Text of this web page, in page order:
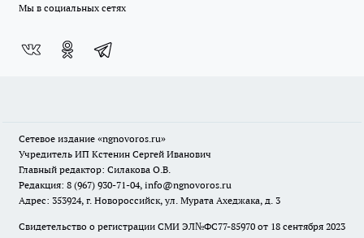
Мы в социальных сетях
Сетевое издание «ngnovoros.ru»
Учредитель ИП Кстенин Сергей Иванович
Главный редактор: Силакова О.В.
Редакция: 8 (967) 930-71-04, info@ngnovoros.ru
Адрес: 353924, г. Новороссийск, ул. Мурата Ахеджака, д. 3
Свидетельство о регистрации СМИ ЭЛ№ФС77-85970 от 18 сентября 2023